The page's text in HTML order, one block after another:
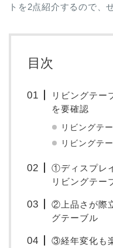
トを2点紹介するので、
目次
リビングテー
を要確認
リビングテ
リビングテ
①ディスプレ
リビングテー
②上品さが際
グテーブル
③経年変化も